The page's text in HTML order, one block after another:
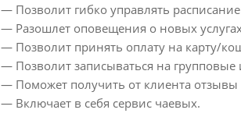
— Позволит гибко управлять
— Разошлет оповещения о новых
— Позволит принять оплату на карту/
— Позволит записываться на
— Поможет получить от клиента отзывы
— Включает в себя сервис чаевых.